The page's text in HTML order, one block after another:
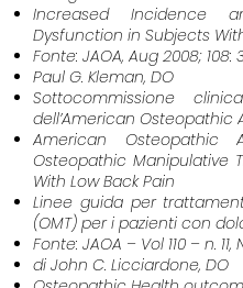
Increased Incidence
Dysfunction in Subjects
Fonte: JAOA, Aug 2008; 108:
Paul G. Kleman, DO
Sottocommissione
dell’American Osteopathic
American Osteopathic
Osteopathic Manipulative
With Low Back Pain
Linee guida per
(OMT) per i pazienti con
Fonte: JAOA – Vol 110 – n.
di John C. Licciardone, DO